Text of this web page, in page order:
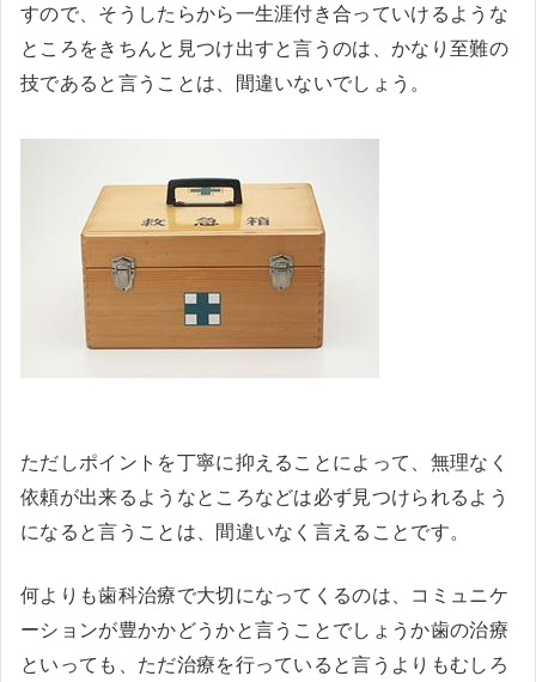
すので、そうしたらから一生涯付き合っていけるような
ところをきちんと見つけ出すと言うのは、かなり至難の
技であると言うことは、間違いないでしょう。
ただしポイントを丁寧に抑えることによって、無理なく
依頼が出来るようなところなどは必ず見つけられるよう
になると言うことは、間違いなく言えることです。
何よりも歯科治療で大切になってくるのは、コミュニケ
ーションが豊かかどうかと言うことでしょうか歯の治療
といっても、ただ治療を行っていると言うよりもむしろ